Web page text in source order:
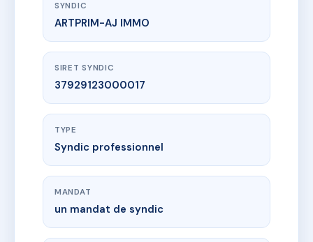
SYNDIC
ARTPRIM-AJ IMMO
SIRET SYNDIC
37929123000017
TYPE
Syndic professionnel
MANDAT
un mandat de syndic